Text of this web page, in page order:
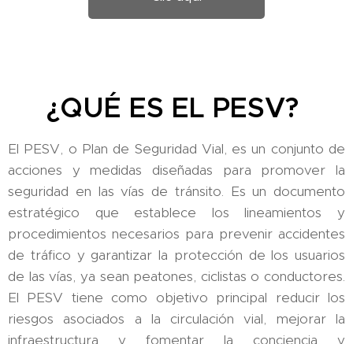
¿QUÉ ES EL PESV?
El PESV, o Plan de Seguridad Vial, es un conjunto de
acciones y medidas diseñadas para promover la
seguridad en las vías de tránsito. Es un documento
estratégico que establece los lineamientos y
procedimientos necesarios para prevenir accidentes
de tráfico y garantizar la protección de los usuarios
de las vías, ya sean peatones, ciclistas o conductores.
El PESV tiene como objetivo principal reducir los
riesgos asociados a la circulación vial, mejorar la
infraestructura y fomentar la conciencia y